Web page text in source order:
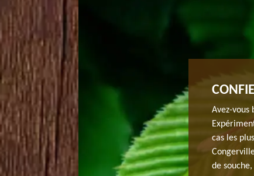
À CONGERVILLE
en abattage, l’entreprise JH elagage à
dans le cadre. Pour toutes demandes, nous
Notre équipe formée et expérimentée assure des
soit la tenue de l’arbre à travailler. Nous proposons
l’environnement et en offrant une réponse capable
Avez-vous
cas les
de